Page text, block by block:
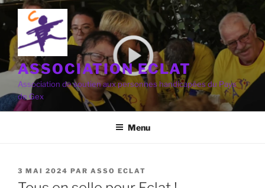
Aller
au
contenu
principal
ASSOCIATION ECLAT
Association de soutien aux personnes handicapées du Pays
de Gex
Menu
PUBLIÉ
LE
3 MAI 2024 PAR ASSO ECLAT